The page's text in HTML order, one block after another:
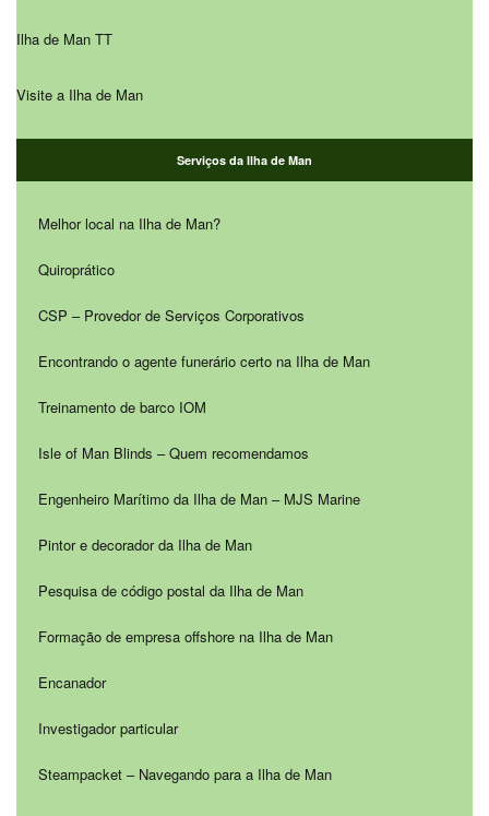
Ilha de Man TT
Visite a Ilha de Man
Serviços da Ilha de Man
Melhor local na Ilha de Man?
Quiroprático
CSP – Provedor de Serviços Corporativos
Encontrando o agente funerário certo na Ilha de Man
Treinamento de barco IOM
Isle of Man Blinds – Quem recomendamos
Engenheiro Marítimo da Ilha de Man – MJS Marine
Pintor e decorador da Ilha de Man
Pesquisa de código postal da Ilha de Man
Formação de empresa offshore na Ilha de Man
Encanador
Investigador particular
Steampacket – Navegando para a Ilha de Man